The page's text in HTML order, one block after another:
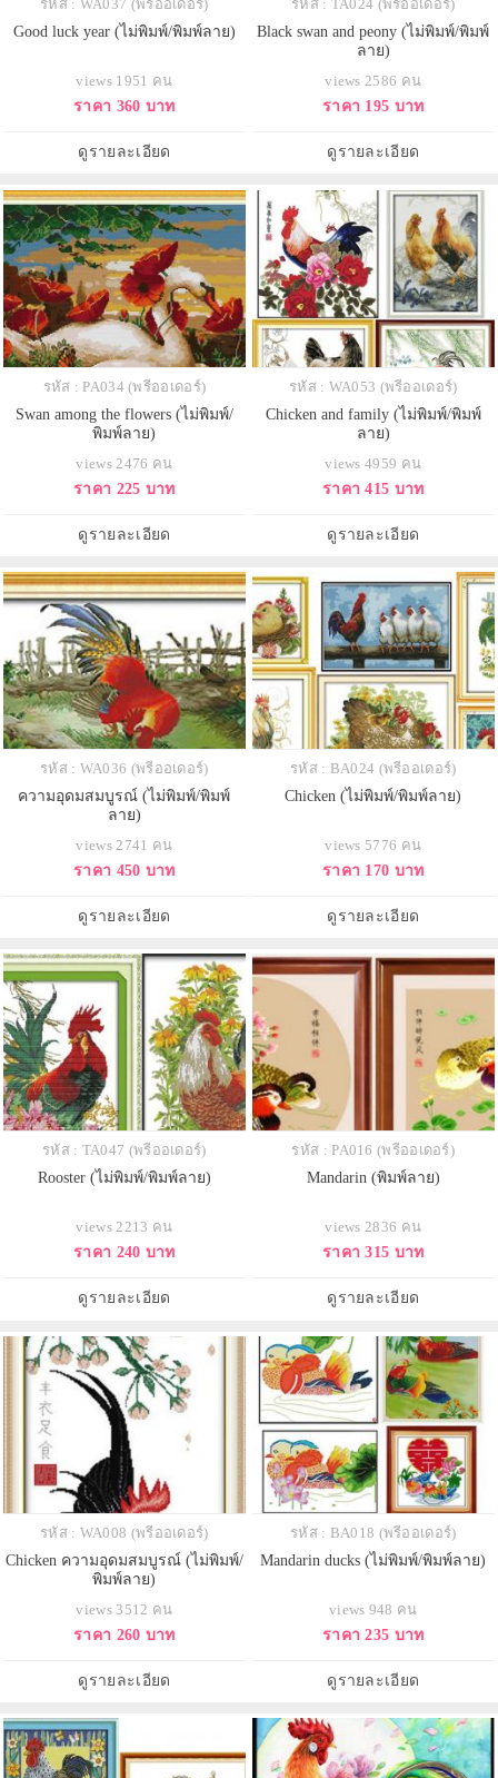
รหัส : WA037 (พรีออเดอร์)
Good luck year (ไม่พิมพ์/พิมพ์ลาย)
views 1951 คน
ราคา 360 บาท
ดูรายละเอียด
รหัส : TA024 (พรีออเดอร์)
Black swan and peony (ไม่พิมพ์/พิมพ์
ลาย)
views 2586 คน
ราคา 195 บาท
ดูรายละเอียด
รหัส : PA034 (พรีออเดอร์)
Swan among the flowers (ไม่พิมพ์/
พิมพ์ลาย)
views 2476 คน
ราคา 225 บาท
ดูรายละเอียด
รหัส : WA053 (พรีออเดอร์)
Chicken and family (ไม่พิมพ์/พิมพ์
ลาย)
views 4959 คน
ราคา 415 บาท
ดูรายละเอียด
รหัส : WA036 (พรีออเดอร์)
ความอุดมสมบูรณ์ (ไม่พิมพ์/พิมพ์
ลาย)
views 2741 คน
ราคา 450 บาท
ดูรายละเอียด
รหัส : BA024 (พรีออเดอร์)
Chicken (ไม่พิมพ์/พิมพ์ลาย)
views 5776 คน
ราคา 170 บาท
ดูรายละเอียด
รหัส : TA047 (พรีออเดอร์)
Rooster (ไม่พิมพ์/พิมพ์ลาย)
views 2213 คน
ราคา 240 บาท
ดูรายละเอียด
รหัส : PA016 (พรีออเดอร์)
Mandarin (พิมพ์ลาย)
views 2836 คน
ราคา 315 บาท
ดูรายละเอียด
รหัส : WA008 (พรีออเดอร์)
Chicken ความอุดมสมบูรณ์ (ไม่พิมพ์/
พิมพ์ลาย)
views 3512 คน
ราคา 260 บาท
ดูรายละเอียด
รหัส : BA018 (พรีออเดอร์)
Mandarin ducks (ไม่พิมพ์/พิมพ์ลาย)
views 948 คน
ราคา 235 บาท
ดูรายละเอียด